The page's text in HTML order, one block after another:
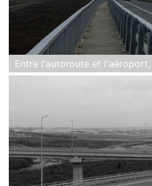
Entre l'autoroute et l'aéroport,